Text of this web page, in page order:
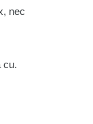
nec
cu.